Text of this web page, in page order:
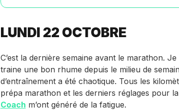
LUNDI 22 OCTOBRE
C’est la dernière semaine avant le marathon.
traine une bon rhume depuis le milieu de
d’entraînement a été chaotique. Tous les
prépa marathon et les derniers réglages pour la
Coach m’ont généré de la fatigue.